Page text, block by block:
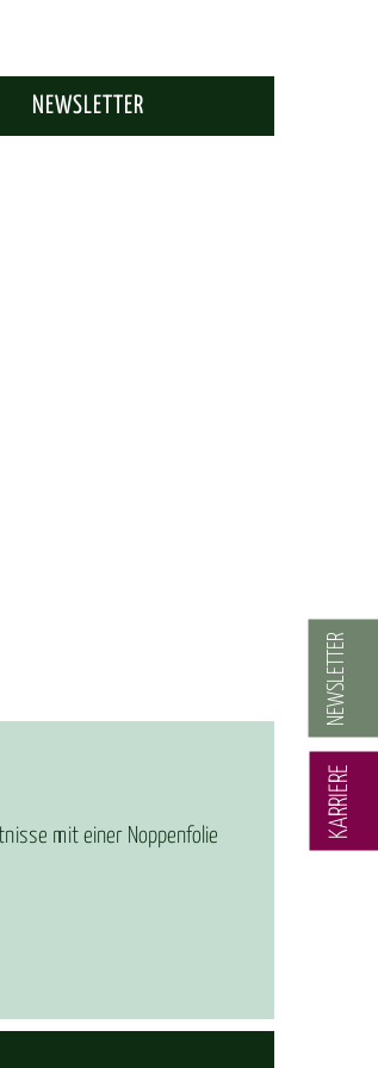
NEWSLETTER
mit einer Noppenfolie
NEWSLETTER
KARRIERE